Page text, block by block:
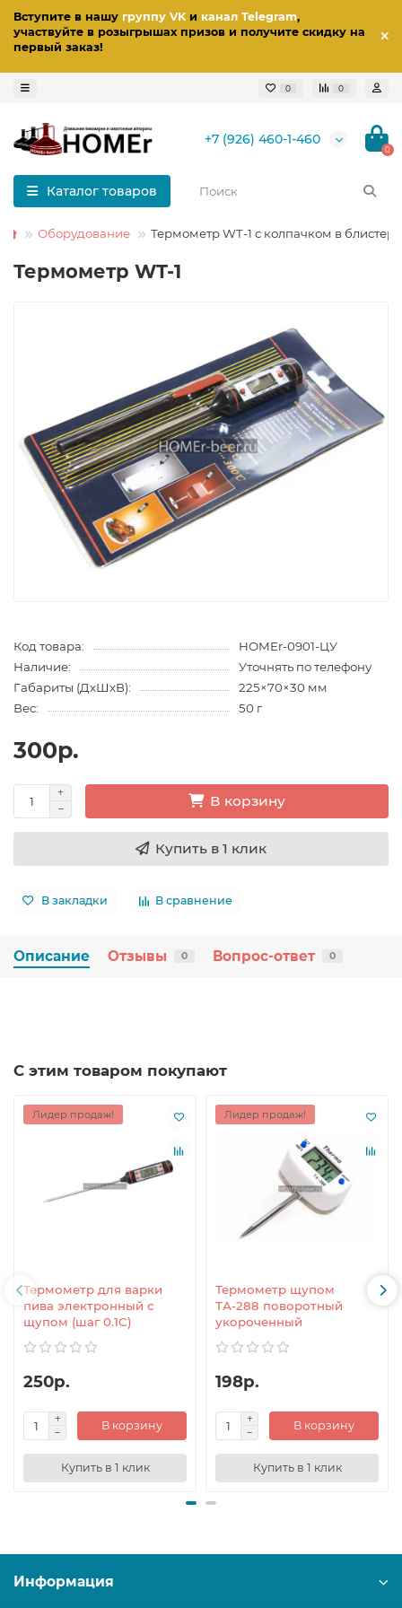
Вступите в нашу группу VKи канал Telegram,
участвуйте в розыгрышах призов и получите скидку на
первый заказ!
0 0
+7 (926) 460-1-460
0
Каталог товаров
Оборудование Термометр WT-1 с колпачком в блистере
Термометр WT-1
Код товара:
HOMEr-0901-ЦУ
Наличие:
Уточнять по телефону
Габариты (ДхШхВ):
225×70×30 мм
Вес:
50 г
300р.
В корзину
Купить в 1 клик
В закладки В сравнение
Описание Отзывы 0 Вопрос-ответ 0
С этим товаром покупают
Лидер продаж!
Термометр для варки
пива электронный с
щупом (шаг 0.1C)
250р.
В корзину
Купить в 1 клик
Лидер продаж!
Термометр щупом
ТА-288 поворотный
укороченный
198р.
В корзину
Купить в 1 клик
Информация